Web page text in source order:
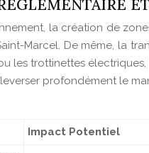
la création de
Marcel. De même, la
les trottinettes
profondément le
Impact Potentiel